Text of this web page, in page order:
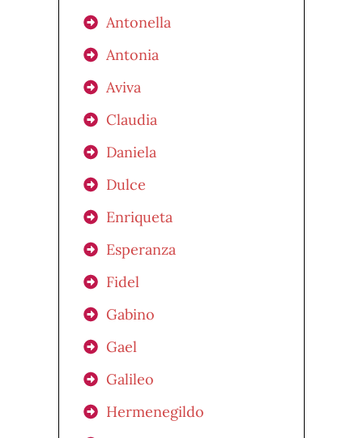
Antonella
Antonia
Aviva
Claudia
Daniela
Dulce
Enriqueta
Esperanza
Fidel
Gabino
Gael
Galileo
Hermenegildo